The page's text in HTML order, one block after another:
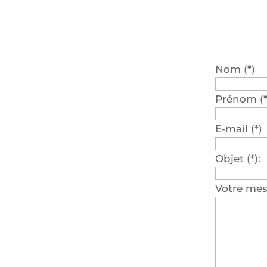
Nom (*)
Pré­nom
E‑mail (*)
Objet (*):
Votre